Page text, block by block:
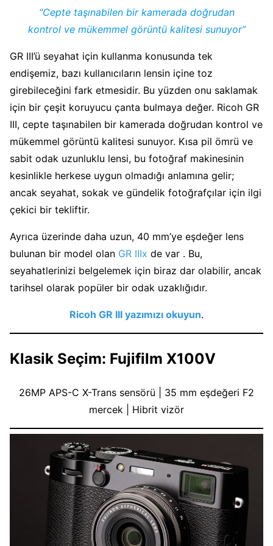
“Cepte taşınabilen bir kamerada doğrudan
kontrol ve mükemmel görüntü kalitesi sunuyor”
GR III’ü seyahat için kullanma konusunda tek
endişemiz, bazı kullanıcıların lensin içine toz
girebileceğini fark etmesidir. Bu yüzden onu saklamak
için bir çeşit koruyucu çanta bulmaya değer. Ricoh GR
III, cepte taşınabilen bir kamerada doğrudan kontrol ve
mükemmel görüntü kalitesi sunuyor. Kısa pil ömrü ve
sabit odak uzunluklu lensi, bu fotoğraf makinesinin
kesinlikle herkese uygun olmadığı anlamına gelir;
ancak seyahat, sokak ve gündelik fotoğrafçılar için ilgi
çekici bir tekliftir.
Ayrıca üzerinde daha uzun, 40 mm’ye eşdeğer lens
bulunan bir model olan GR IIIx de var . Bu,
seyahatlerinizi belgelemek için biraz dar olabilir, ancak
tarihsel olarak popüler bir odak uzaklığıdır.
Ricoh GR III yazımızı okuyun.
Klasik Seçim: Fujifilm X100V
26MP APS-C X-Trans sensörü | 35 mm eşdeğeri F2
mercek | Hibrit vizör